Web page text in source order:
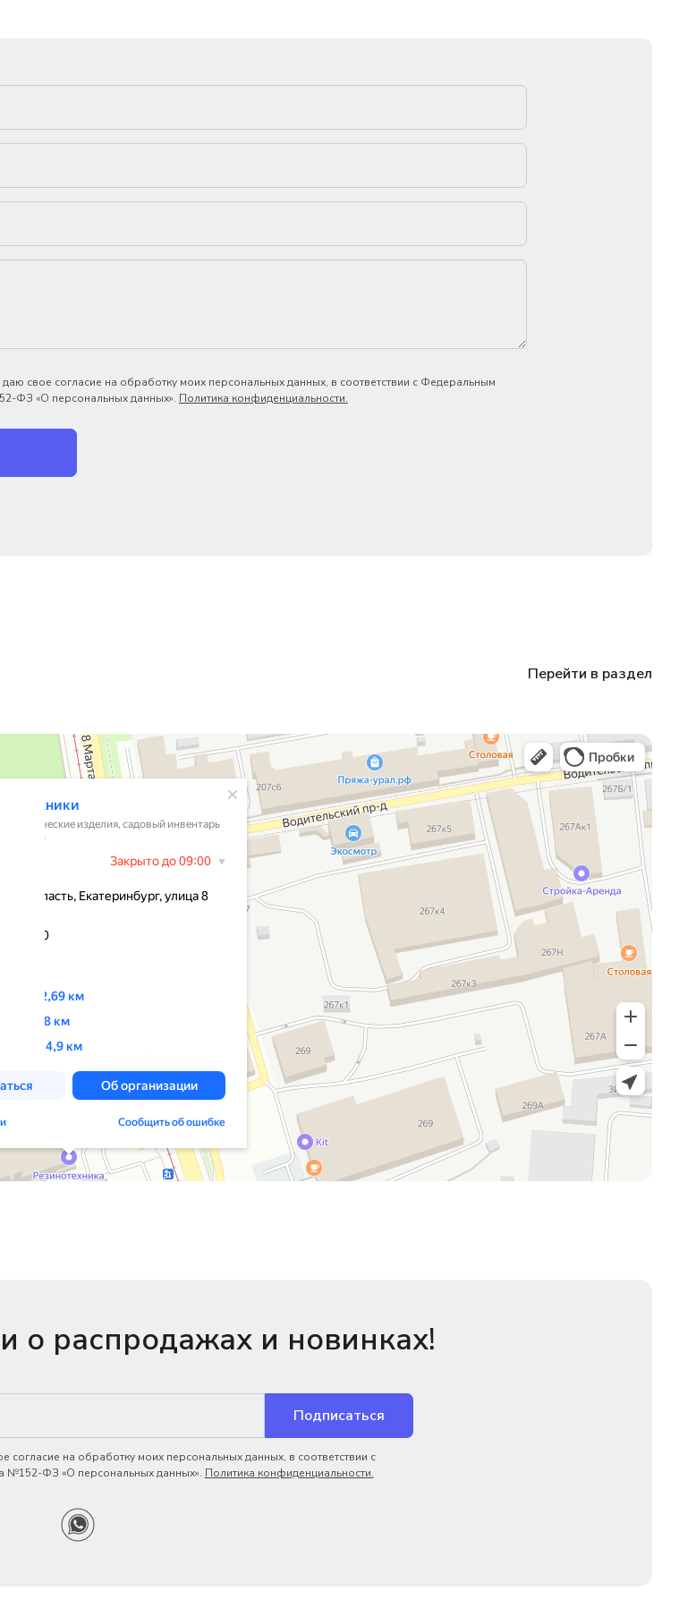
свое согласие на обработку моих персональных данных, в соответствии с Федеральным
ФЗ «О персональных данных». Политика конфиденциальности.
Перейти в раздел
о распродажах и новинках!
Подписаться
согласие на обработку моих персональных данных, в соответствии с
№152-ФЗ «О персональных данных». Политика конфиденциальности.